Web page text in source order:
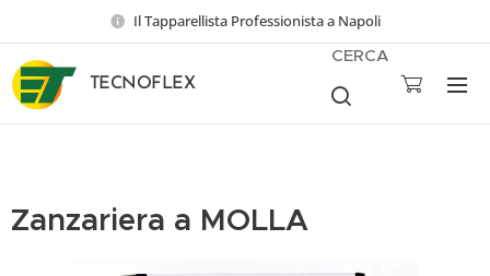
Il Tapparellista Professionista a Napoli
TECNOFLEX
CERCA
Zanzariera a MOLLA